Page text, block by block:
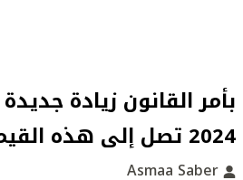
بأمر القانون زيادة
2024 تصل إلى هذه القيمة لهؤلاء